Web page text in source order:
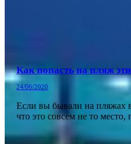
Как попасть на пляж
24/06/2020
Если вы бывали на пляжах
что это совсем не то